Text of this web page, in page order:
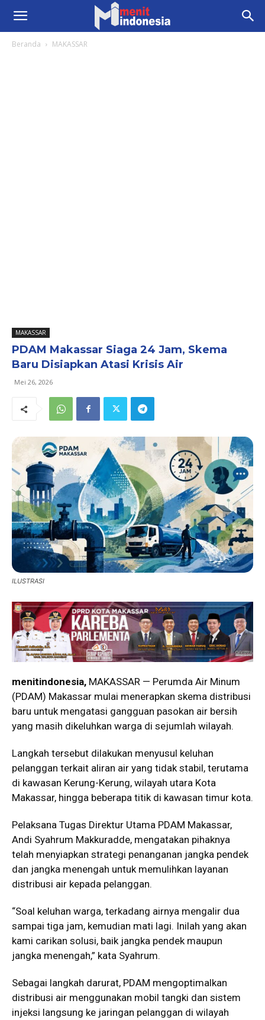
Beranda MAKASSAR
MAKASSAR
PDAM Makassar Siaga 24 Jam, Skema
Baru Disiapkan Atasi Krisis Air
Mei 26, 2026
ILUSTRASI
menitindonesia, MAKASSAR — Perumda Air Minum
(PDAM) Makassar mulai menerapkan skema distribusi
baru untuk mengatasi gangguan pasokan air bersih
yang masih dikeluhkan warga di sejumlah wilayah.
Langkah tersebut dilakukan menyusul keluhan
pelanggan terkait aliran air yang tidak stabil, terutama
di kawasan Kerung-Kerung, wilayah utara Kota
Makassar, hingga beberapa titik di kawasan timur kota.
Pelaksana Tugas Direktur Utama PDAM Makassar,
Andi Syahrum Makkuradde, mengatakan pihaknya
telah menyiapkan strategi penanganan jangka pendek
dan jangka menengah untuk memulihkan layanan
distribusi air kepada pelanggan.
“Soal keluhan warga, terkadang airnya mengalir dua
sampai tiga jam, kemudian mati lagi. Inilah yang akan
kami carikan solusi, baik jangka pendek maupun
jangka menengah,” kata Syahrum.
Sebagai langkah darurat, PDAM mengoptimalkan
distribusi air menggunakan mobil tangki dan sistem
injeksi langsung ke jaringan pelanggan di wilayah